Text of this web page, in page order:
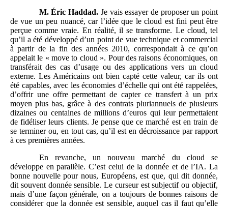
M. Éric Haddad. Je vais essayer de proposer un point
de vue un peu nuancé, car l’idée que le cloud est fini peut être
perçue comme vraie. En réalité, il se transforme. Le cloud, tel
qu’il a été développé d’un point de vue technique et commercial
à partir de la fin des années 2010, correspondait à ce qu’on
appelait le « move to cloud ». Pour des raisons économiques, on
transférait des cas d’usage ou des applications vers un cloud
externe. Les Américains ont bien capté cette valeur, car ils ont
été capables, avec les économies d’échelle qui ont été rappelées,
d’offrir une offre permettant de capter ce transfert à un prix
moyen plus bas, grâce à des contrats pluriannuels de plusieurs
dizaines ou centaines de millions d’euros qui leur permettaient
de fidéliser leurs clients. Je pense que ce marché est en train de
se terminer ou, en tout cas, qu’il est en décroissance par rapport
à ces premières années.
En revanche, un nouveau marché du cloud se
développe en parallèle. C’est celui de la donnée et de l’IA. La
bonne nouvelle pour nous, Européens, est que, qui dit donnée,
dit souvent donnée sensible. Le curseur est subjectif ou objectif,
mais d’une façon générale, on a toujours de bonnes raisons de
considérer que la donnée est sensible, auquel cas il faut qu’elle